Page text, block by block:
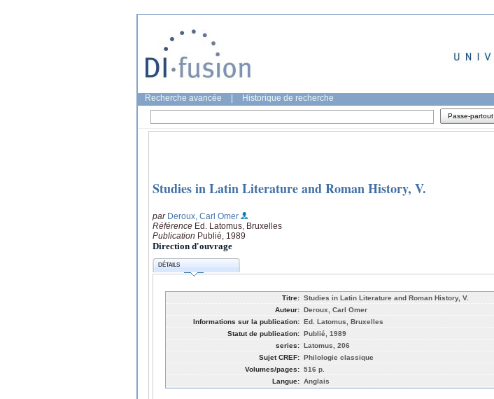
Recherche avancée Historique de recherche
Passe-partout
Studies in Latin Literature and Roman History, V.
par Deroux, Carl Omer
Référence Ed. Latomus, Bruxelles
Publication Publié, 1989
Direction d'ouvrage
DÉTAILS
Titre: Studies in Latin Literature and Roman History, V.
Auteur: Deroux, Carl Omer
Informations sur la publication: Ed. Latomus, Bruxelles
Statut de publication: Publié, 1989
series: Latomus, 206
Sujet CREF: Philologie classique
Volumes/pages: 516 p.
Langue: Anglais